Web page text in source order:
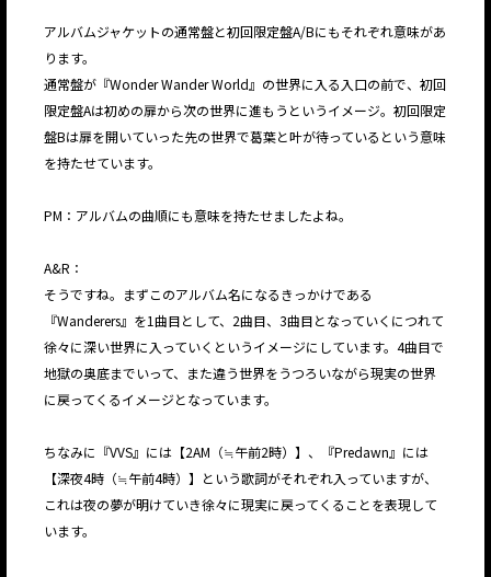
JP
アルバムジャケットの通常盤と初回限定盤A/Bにもそれぞれ意味があ
ります。
通常盤が『Wonder Wander World』の世界に入る入口の前で、初回
限定盤Aは初めの扉から次の世界に進もうというイメージ。初回限定
盤Bは扉を開いていった先の世界で葛葉と叶が待っているという意味
を持たせています。
PM：アルバムの曲順にも意味を持たせましたよね。
A&R：
そうですね。まずこのアルバム名になるきっかけである
『Wanderers』を1曲目として、2曲目、3曲目となっていくにつれて
徐々に深い世界に入っていくというイメージにしています。4曲目で
地獄の奥底までいって、また違う世界をうつろいながら現実の世界
に戻ってくるイメージとなっています。
ちなみに『VVS』には【2AM（≒午前2時）】、『Predawn』には
【深夜4時（≒午前4時）】という歌詞がそれぞれ入っていますが、
これは夜の夢が明けていき徐々に現実に戻ってくることを表現して
います。